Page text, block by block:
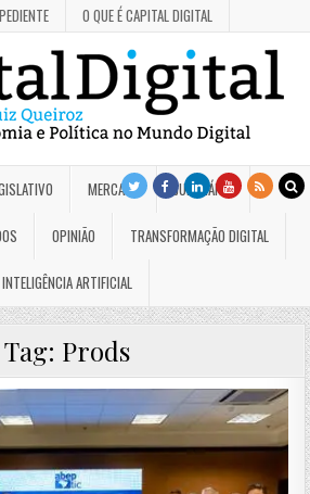
O QUE É CAPITAL DIGITAL
MERCADO JUDICIÁRIO
OPINIÃO TRANSFORMAÇÃO DIGITAL
INTELIGÊNCIA ARTIFICIAL
Tag: Prods